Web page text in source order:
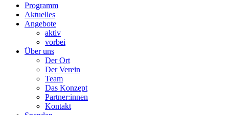
Programm
Aktuelles
Angebote
aktiv
vorbei
Über uns
Der Ort
Der Verein
Team
Das Konzept
Partner:innen
Kontakt